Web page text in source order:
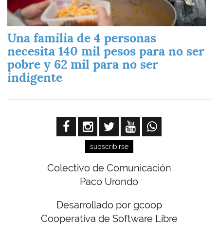
Una familia de 4 personas
necesita 140 mil pesos para no ser
pobre y 62 mil para no ser
indigente
subscribirse
Colectivo de Comunicación
Paco Urondo
Desarrollado por gcoop
Cooperativa de Software Libre